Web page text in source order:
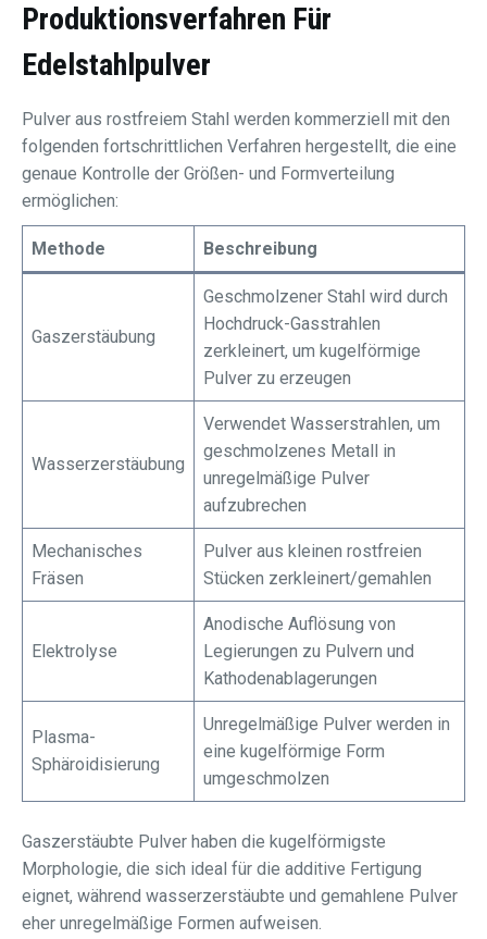
Produktionsverfahren Für
Edelstahlpulver
Pulver aus rostfreiem Stahl werden kommerziell mit den
folgenden fortschrittlichen Verfahren hergestellt, die eine
genaue Kontrolle der Größen- und Formverteilung
ermöglichen:
Methode Beschreibung
Gaszerstäubung
Geschmolzener Stahl wird durch
Hochdruck-Gasstrahlen
zerkleinert, um kugelförmige
Pulver zu erzeugen
Wasserzerstäubung
Verwendet Wasserstrahlen, um
geschmolzenes Metall in
unregelmäßige Pulver
aufzubrechen
Mechanisches
Fräsen
Pulver aus kleinen rostfreien
Stücken zerkleinert/gemahlen
Elektrolyse
Anodische Auflösung von
Legierungen zu Pulvern und
Kathodenablagerungen
Plasma-
Sphäroidisierung
Unregelmäßige Pulver werden in
eine kugelförmige Form
umgeschmolzen
Gaszerstäubte Pulver haben die kugelförmigste
Morphologie, die sich ideal für die additive Fertigung
eignet, während wasserzerstäubte und gemahlene Pulver
eher unregelmäßige Formen aufweisen.